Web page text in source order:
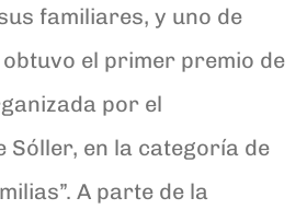
familiares, y uno de
obtuvo el primer premio de
por el
Sóller, en la categoría de
A parte de la